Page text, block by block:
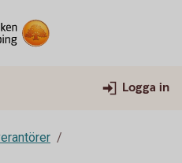
Logga in